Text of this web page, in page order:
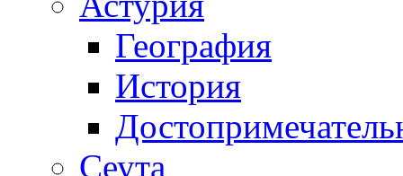
География
История
Сеута